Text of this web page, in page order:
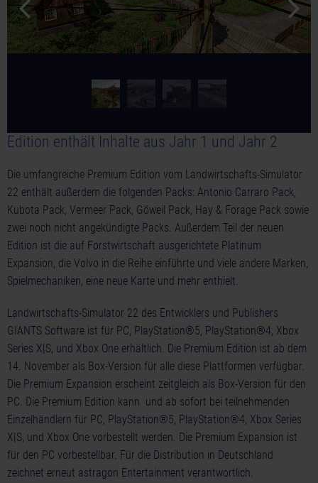
Edition enthält Inhalte aus Jahr 1 und Jahr 2
Die umfangreiche Premium Edition vom Landwirtschafts-Simulator
22 enthält außerdem die folgenden Packs: Antonio Carraro Pack,
Kubota Pack, Vermeer Pack, Göweil Pack, Hay & Forage Pack sowie
zwei noch nicht angekündigte Packs. Außerdem Teil der neuen
Edition ist die auf Forstwirtschaft ausgerichtete Platinum
Expansion, die Volvo in die Reihe einführte und viele andere Marken,
Spielmechaniken, eine neue Karte und mehr enthielt.
Landwirtschafts-Simulator 22 des Entwicklers und Publishers
GIANTS Software ist für PC, PlayStation®5, PlayStation®4, Xbox
Series X|S, und Xbox One erhältlich. Die Premium Edition ist ab dem
14. November als Box-Version für alle diese Plattformen verfügbar.
Die Premium Expansion erscheint zeitgleich als Box-Version für den
PC. Die Premium Edition kann und ab sofort bei teilnehmenden
Einzelhändlern für PC, PlayStation®5, PlayStation®4, Xbox Series
X|S, und Xbox One vorbestellt werden. Die Premium Expansion ist
für den PC vorbestellbar. Für die Distribution in Deutschland
zeichnet erneut astragon Entertainment verantwortlich.